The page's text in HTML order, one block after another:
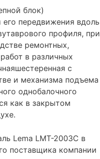
блок)
его передвижения вдоль
профиля, при
ремонтных,
в различных
с
и механизма подъема
однобалочного
как в закрытом
Lema LMT-2003C в
поставщика компании